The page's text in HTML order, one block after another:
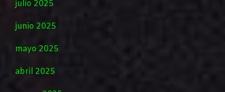
julio 2025
junio 2025
mayo 2025
abril 2025